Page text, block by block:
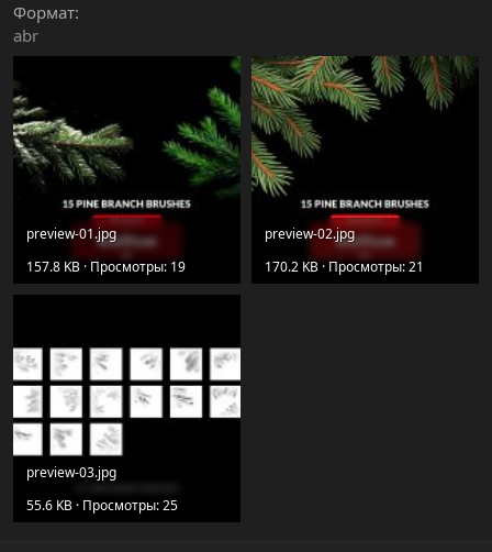
Формат
abr
preview-01.jpg
157.8 KB · Просмотры: 19
preview-02.jpg
170.2 KB · Просмотры: 21
preview-03.jpg
55.6 KB · Просмотры: 25